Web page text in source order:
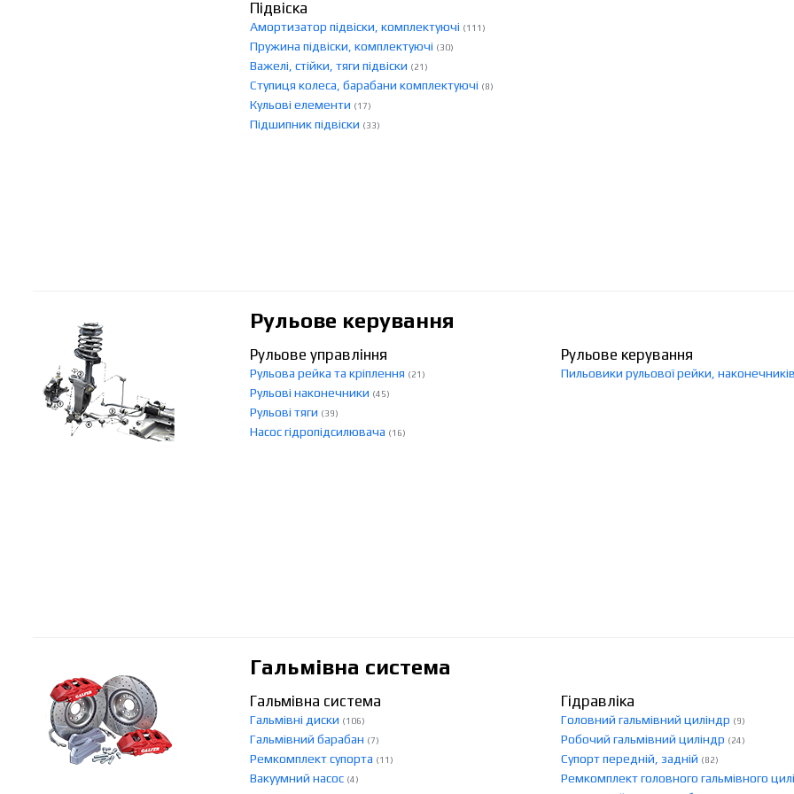
Підвіска
Амортизатор підвіски, комплектуючі (111)
Пружина підвіски, комплектуючі (30)
Важелі, стійки, тяги підвіски (21)
Ступиця колеса, барабани комплектуючі (8)
Кульові елементи (17)
Підшипник підвіски (33)
Рульове керування
Рульове управління
Рульова рейка та кріплення (21)
Рульові наконечники (45)
Рульові тяги (39)
Насос гідропідсилювача (16)
Рульове керування
Пильовики рульової рейки, наконечників
Гальмівна система
Гальмівна система
Гальмівні диски (106)
Гальмівний барабан (7)
Ремкомплект супорта (11)
Вакуумний насос (4)
Гідравліка
Головний гальмівний циліндр (9)
Робочий гальмівний циліндр (24)
Супорт передній, задній (82)
Ремкомплект головного гальмівного